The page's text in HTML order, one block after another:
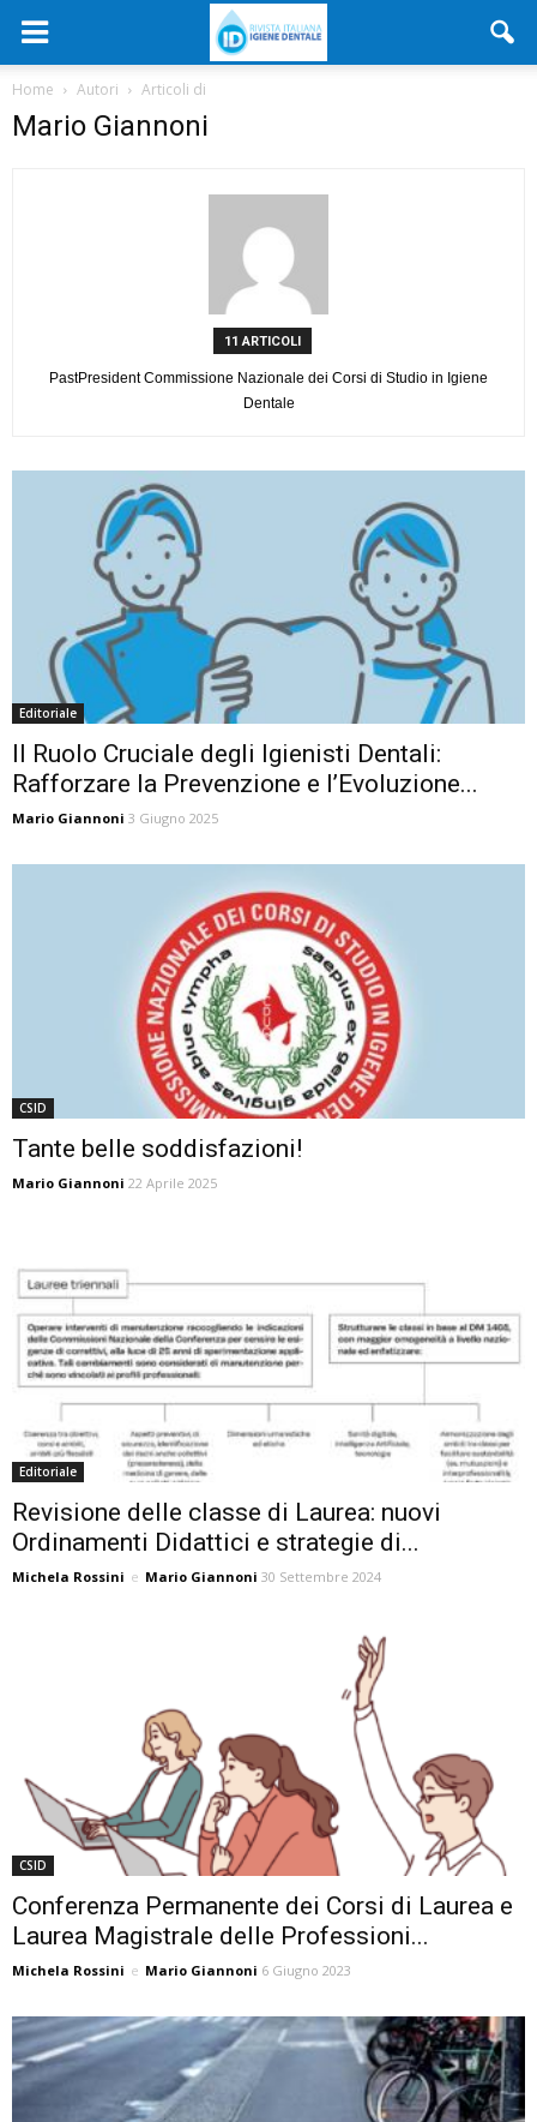
Home Autori Articoli di
Mario Giannoni
11 ARTICOLI
PastPresident Commissione Nazionale dei Corsi di Studio in Igiene
Dentale
Editoriale
Il Ruolo Cruciale degli Igienisti Dentali:
Rafforzare la Prevenzione e l’Evoluzione...
Mario Giannoni 3 Giugno 2025
CSID
Tante belle soddisfazioni!
Mario Giannoni 22 Aprile 2025
Editoriale
Revisione delle classe di Laurea: nuovi
Ordinamenti Didattici e strategie di...
Michela Rossini e Mario Giannoni 30 Settembre 2024
CSID
Conferenza Permanente dei Corsi di Laurea e
Laurea Magistrale delle Professioni...
Michela Rossini e Mario Giannoni 6 Giugno 2023